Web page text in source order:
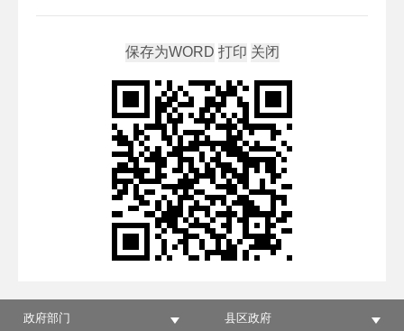
政府部门 县区政府